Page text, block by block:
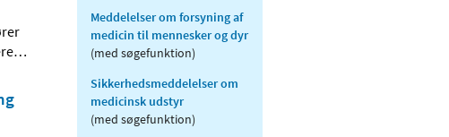
…
Meddelelser om forsyning af
medicin til mennesker og dyr
(med søgefunktion)
Sikkerhedsmeddelelser om
medicinsk udstyr
(med søgefunktion)